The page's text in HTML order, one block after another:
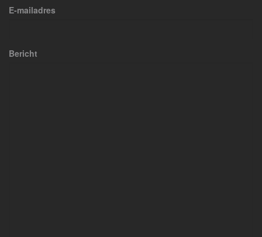
E-mailadres
Bericht